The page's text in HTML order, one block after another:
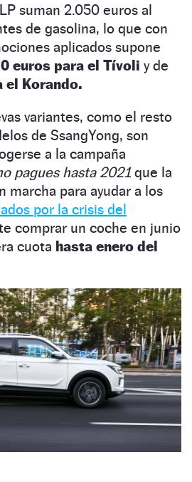
suman 2.050 euros al
de gasolina, lo que con
aplicados supone
euros para el Tívoli y de
el Korando.
variantes, como el resto
de SsangYong, son
a la campaña
pagues hasta 2021 que la
marcha para ayudar a los
por la crisis del
comprar un coche en junio
cuota hasta enero del